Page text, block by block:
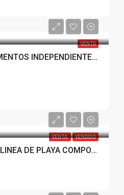
VENTA
CASA CON 3 APARTAMENTOS INDEPENDIENTES EN VILAGARCIA
VENTA VENDIDO
APARTAMENTO EN 2ª LINEA DE PLAYA COMPOSTELA, VILAGARCIA